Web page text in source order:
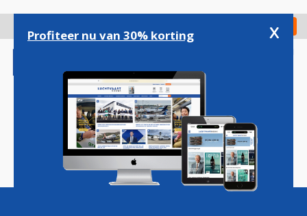
gaan
Check in
Magazine Podcasts Vacatures
Profiteer nu van 30% korting x